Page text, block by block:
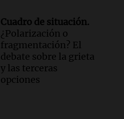
Cuadro de situación.
¿Polarización o
fragmentación? El
debate sobre la grieta
y las terceras
opciones